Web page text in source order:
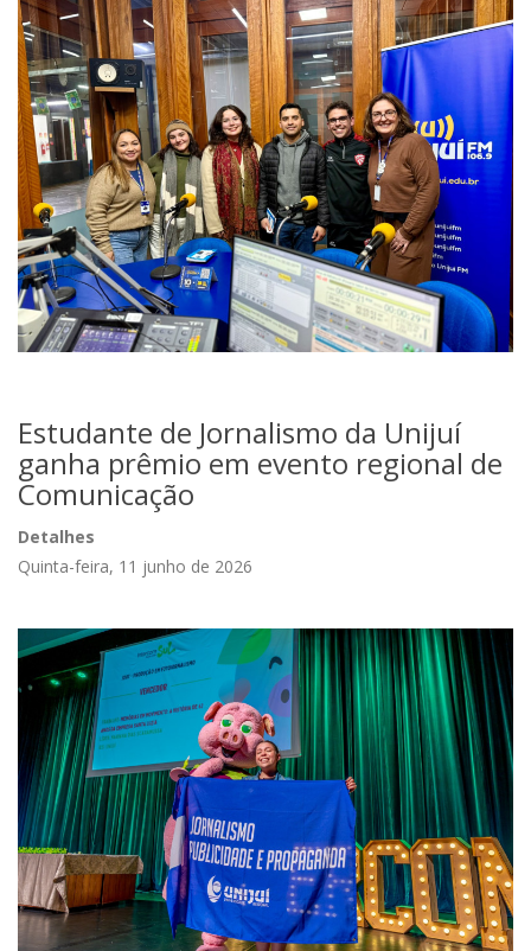
Estudante de Jornalismo da Unijuí
ganha prêmio em evento regional de
Comunicação
Detalhes
Quinta-feira, 11 junho de 2026